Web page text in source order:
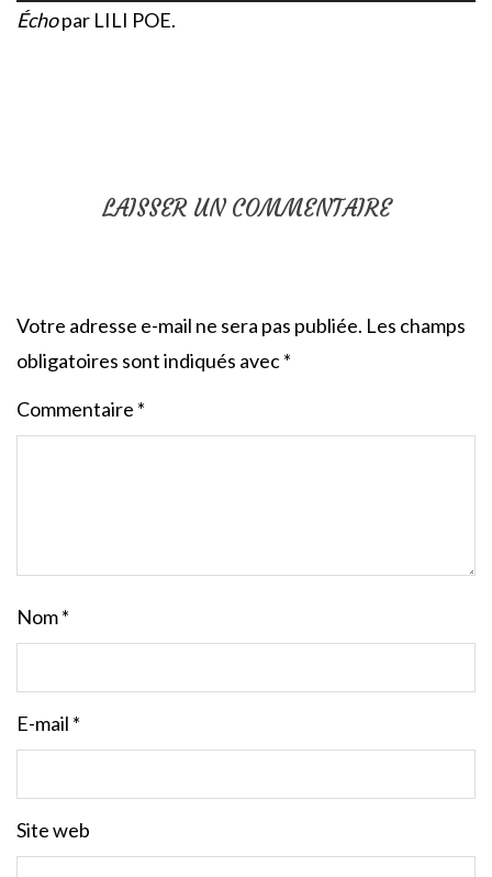
Échopar LILI POE.
LAISSER UN COMMENTAIRE
Votre adresse e-mail ne sera pas publiée. Les champs
obligatoires sont indiqués avec*
Commentaire *
Nom*
E-mail *
Site web